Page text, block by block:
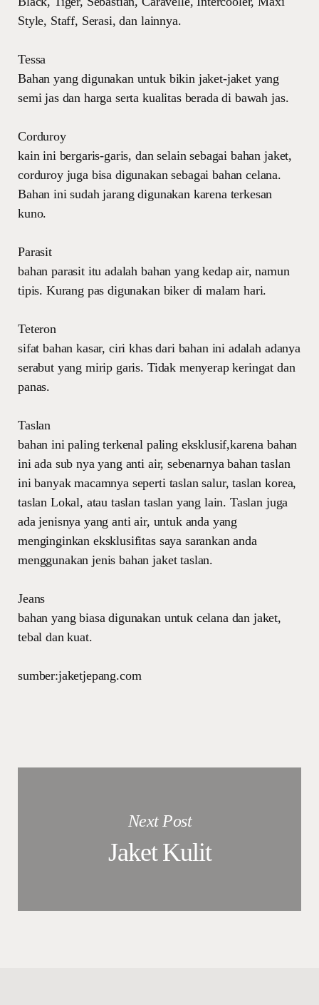
Style, Staff, Serasi, dan lainnya.
Tessa
Bahan yang digunakan untuk bikin jaket-jaket yang
semi jas dan harga serta kualitas berada di bawah jas.
Corduroy
kain ini bergaris-garis, dan selain sebagai bahan jaket,
corduroy juga bisa digunakan sebagai bahan celana.
Bahan ini sudah jarang digunakan karena terkesan
kuno.
Parasit
bahan parasit itu adalah bahan yang kedap air, namun
tipis. Kurang pas digunakan biker di malam hari.
Teteron
sifat bahan kasar, ciri khas dari bahan ini adalah adanya
serabut yang mirip garis. Tidak menyerap keringat dan
panas.
Taslan
bahan ini paling terkenal paling eksklusif,karena bahan
ini ada sub nya yang anti air, sebenarnya bahan taslan
ini banyak macamnya seperti taslan salur, taslan korea,
taslan Lokal, atau taslan taslan yang lain. Taslan juga
ada jenisnya yang anti air, untuk anda yang
menginginkan eksklusifitas saya sarankan anda
menggunakan jenis bahan jaket taslan.
Jeans
bahan yang biasa digunakan untuk celana dan jaket,
tebal dan kuat.
sumber:jaketjepang.com
Next Post
Jaket Kulit